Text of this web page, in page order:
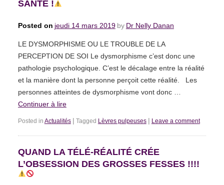
SANTÉ !
Posted on jeudi 14 mars 2019 by Dr Nelly Danan
LE DYSMORPHISME OU LE TROUBLE DE LA
PERCEPTION DE SOI Le dysmorphisme c’est donc une
pathologie psychologique. C’est le décalage entre la réalité
et la manière dont la personne perçoit cette réalité. Les
personnes atteintes de dysmorphisme vont donc …
Continuer à lire
Posted in Actualités | Tagged Lèvres pulpeuses | Leave a comment
QUAND LA TÉLÉ-RÉALITÉ CRÉE
L’OBSESSION DES GROSSES FESSES !!!!